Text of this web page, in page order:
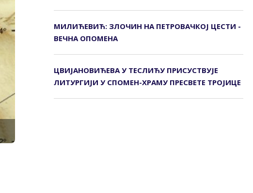
МИЛИЋЕВИЋ: ЗЛОЧИН НА ПЕТРОВАЧКОЈ ЦЕСТИ -
ВЕЧНА ОПОМЕНА
ЦВИЈАНОВИЋЕВА У ТЕСЛИЋУ ПРИСУСТВУЈЕ
ЛИТУРГИЈИ У СПОМЕН-ХРАМУ ПРЕСВЕТЕ ТРОЈИЦЕ